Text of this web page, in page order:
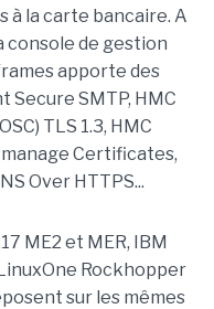
à la carte bancaire. A
console de gestion
apporte des
SMTP, HMC
TLS 1.3, HMC
Certificates,
Over HTTPS...
ME2 et MER, IBM
Rockhopper
sur les mêmes